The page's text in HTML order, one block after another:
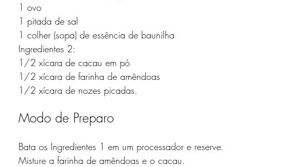
1 ovo
1 pitada de sal
1 colher (sopa) de essência de baunilha
Ingredientes 2:
1/2 xícara de cacau em pó
1/2 xícara de farinha de amêndoas
1/2 xícara de nozes picadas.
Modo de Preparo
Bata os Ingredientes 1 em um processador e reserve.
Misture a farinha de amêndoas e o cacau.